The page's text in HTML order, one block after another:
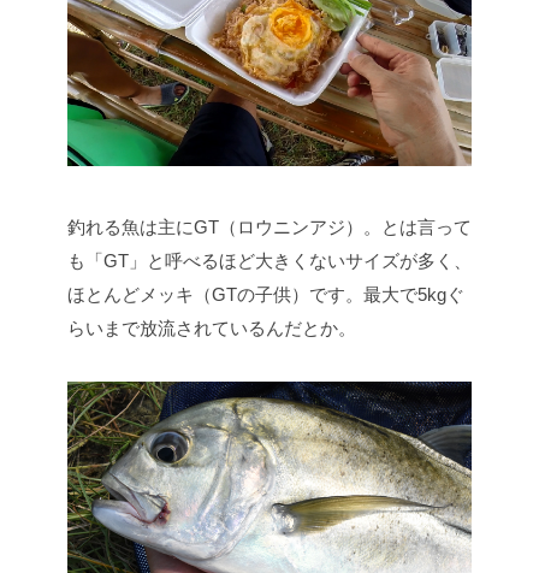
釣れる魚は主にGT（ロウニンアジ）。とは言って
も「GT」と呼べるほど大きくないサイズが多く、
ほとんどメッキ（GTの子供）です。最大で5kgぐ
らいまで放流されているんだとか。